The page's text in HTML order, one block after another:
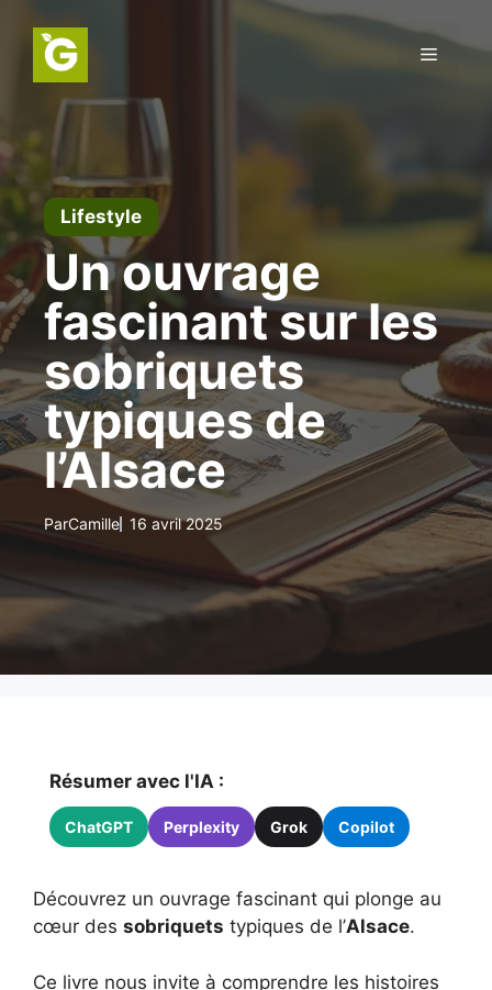
contenu
Menu
Lifestyle
Un ouvrage
fascinant sur les
sobriquets
typiques de
l’Alsace
ParCamille 16 avril 2025
Résumer avec l'IA :
ChatGPT Perplexity Grok Copilot
Découvrez un ouvrage fascinant qui plonge au
cœur des sobriquets typiques de l’Alsace.
Ce livre nous invite à comprendre les histoires